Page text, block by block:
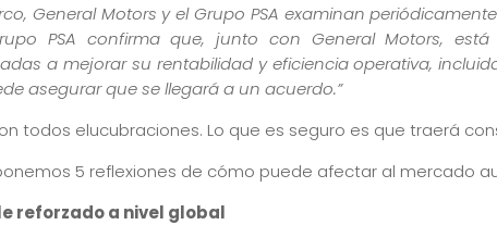
General Motors y el Grupo PSA examinan
PSA confirma que, junto con General Motors,
a mejorar su rentabilidad y eficiencia operativa,
asegurar que se llegará a un acuerdo.”
todos elucubraciones. Lo que es seguro es que traerá
5 reflexiones de cómo puede afectar al mercado
reforzado a nivel global